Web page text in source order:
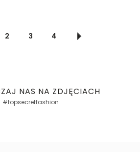
2 3 4
NAS NA ZDJĘCIACH
#topsecretfashion